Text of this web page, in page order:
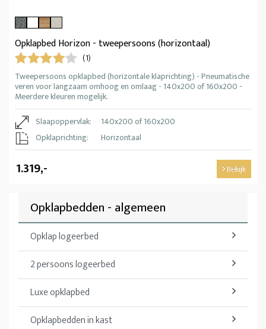
Opklapbed Horizon - tweepersoons (horizontaal)
(1)
Tweepersoons opklapbed (horizontale klaprichting) - Pneumatische
veren voor langzaam omhoog en omlaag - 140x200 of 160x200 -
Meerdere kleuren mogelijk.
Slaapoppervlak:
140x200 of 160x200
Opklaprichting:
Horizontaal
1.319,- Bekijk
Opklapbedden - algemeen
Opklap logeerbed
2 persoons logeerbed
Luxe opklapbed
Opklapbedden in kast